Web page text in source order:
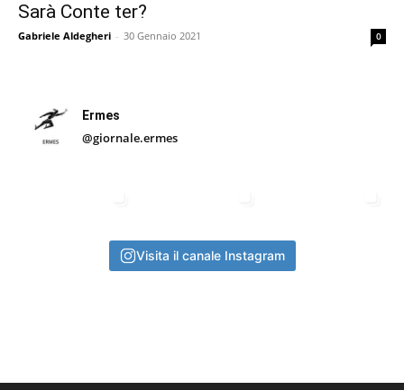
Sarà Conte ter?
Gabriele Aldegheri - 30 Gennaio 2021 0
Ermes
@giornale.ermes
Visita il canale Instagram